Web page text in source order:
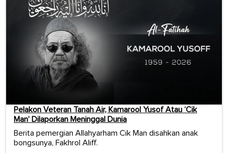
Pelakon Veteran Tanah Air, Kamarool Yusof Atau ‘Cik
Man’ Dilaporkan Meninggal Dunia
Berita pemergian Allahyarham Cik Man disahkan anak
bongsunya, Fakhrol Aliff.